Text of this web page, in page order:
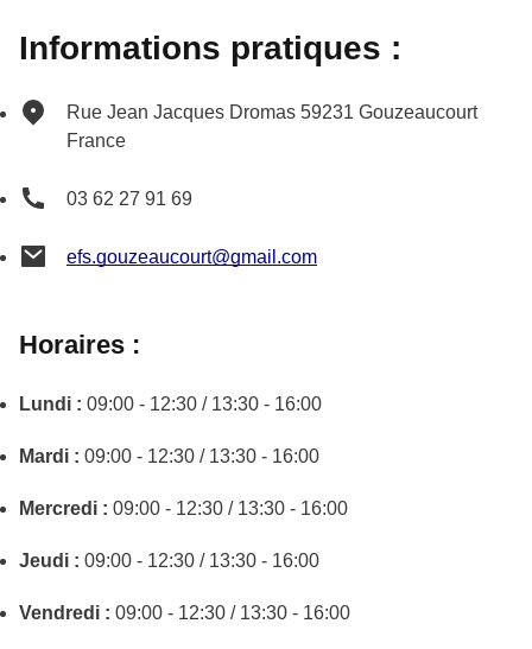
Informations pratiques :
Rue Jean Jacques Dromas 59231 Gouzeaucourt
France
03 62 27 91 69
efs.gouzeaucourt@gmail.com
Horaires :
Lundi : 09:00 - 12:30 / 13:30 - 16:00
Mardi : 09:00 - 12:30 / 13:30 - 16:00
Mercredi : 09:00 - 12:30 / 13:30 - 16:00
Jeudi : 09:00 - 12:30 / 13:30 - 16:00
Vendredi : 09:00 - 12:30 / 13:30 - 16:00